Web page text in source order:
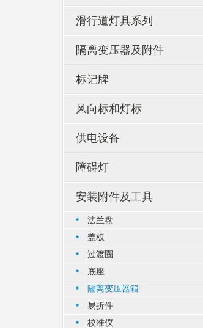
滑行道灯具系列
隔离变压器及附件
标记牌
风向标和灯标
供电设备
障碍灯
安装附件及工具
法兰盘
盖板
过渡圈
底座
隔离变压器箱
易折件
校准仪